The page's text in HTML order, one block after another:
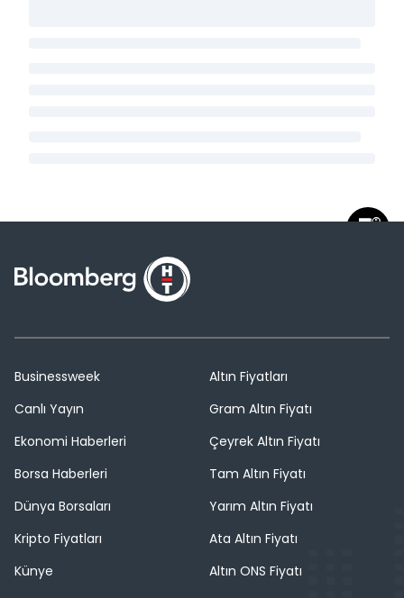
Businessweek
Canlı Yayın
Ekonomi Haberleri
Borsa Haberleri
Dünya Borsaları
Kripto Fiyatları
Künye
Altın Fiyatları
Gram Altın Fiyatı
Çeyrek Altın Fiyatı
Tam Altın Fiyatı
Yarım Altın Fiyatı
Ata Altın Fiyatı
Altın ONS Fiyatı